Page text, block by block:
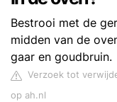
Bestrooi met de
midden van de
gaar en goudbruin.
Verzoek tot
op ah.nl